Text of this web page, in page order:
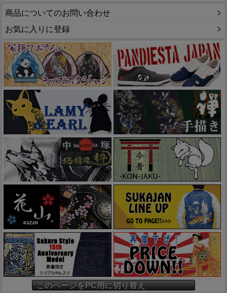
商品についてのお問い合わせ
お気に入りに登録
このページをPC用に切り替え